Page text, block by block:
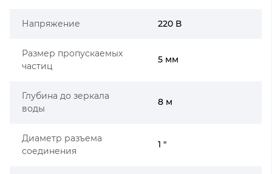
Напряжение 220 В
Размер пропускаемых
частиц
5 мм
Глубина до зеркала
воды
8 м
Диаметр разъема
соединения
1 "